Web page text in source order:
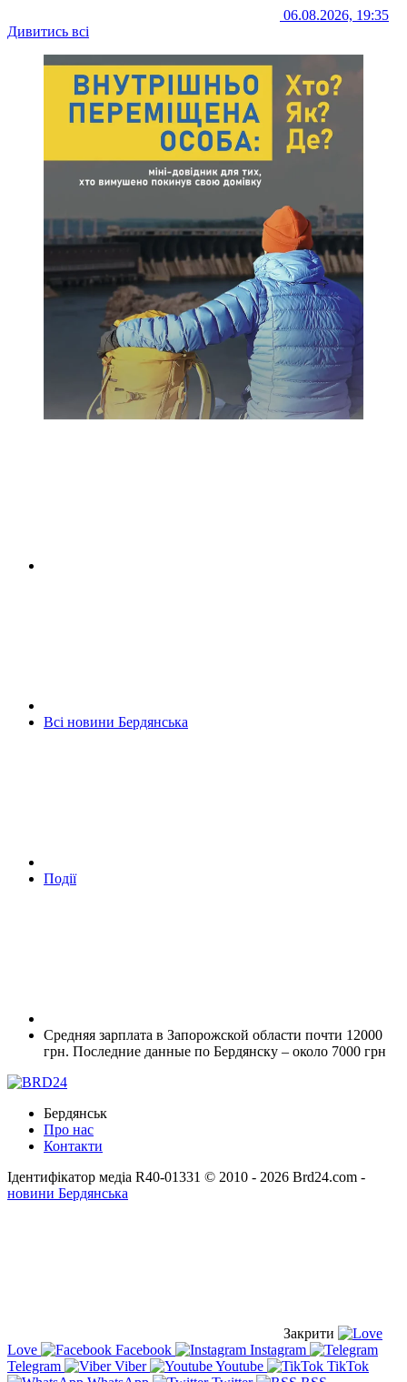
06.08.2026, 19:35
Дивитись всі
Всі новини Бердянська
Події
Средняя зарплата в Запорожской области почти 12000
грн. Последние данные по Бердянску – около 7000 грн
Бердянськ
Про нас
Контакти
Ідентифікатор медіа R40-01331 © 2010 - 2026 Brd24.com -
новини Бердянська
Закрити
Love
Facebook
Instagram
Telegram
Viber Youtube
TikTok